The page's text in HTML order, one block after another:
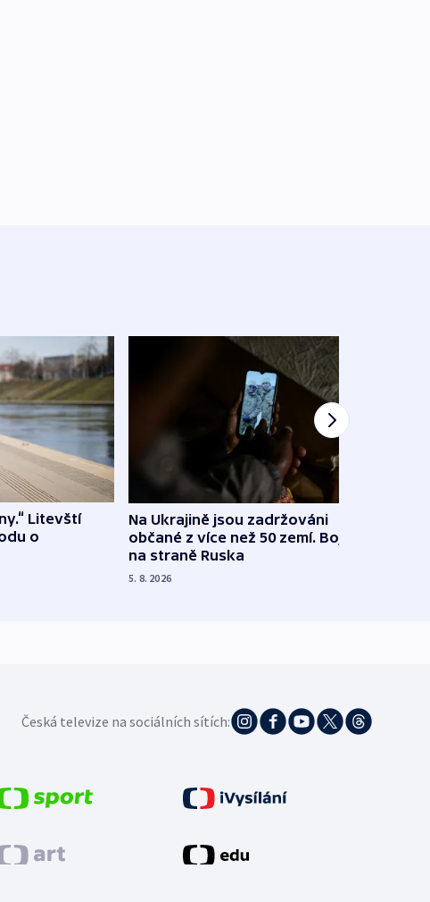
Litevští
o
Na Ukrajině jsou zadržováni
občané z více než 50 zemí. Bojovali
na straně Ruska
5. 8. 2026
Česká televize na sociálních sítích: